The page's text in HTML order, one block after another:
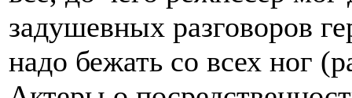
задушевных разговоров
надо бежать со всех ног